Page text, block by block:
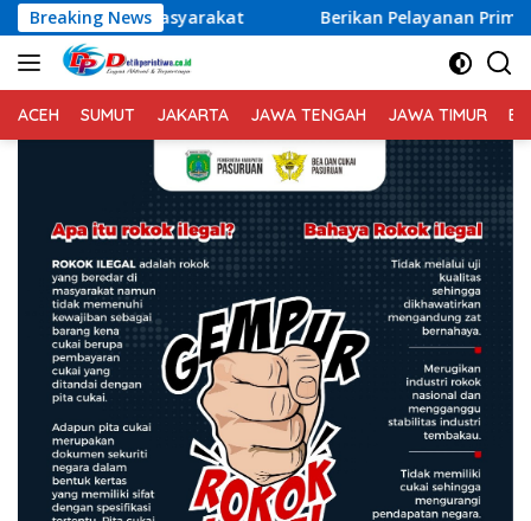
Langsung
ke
konten
Breaking News
Masyarakat Berikan Pelayanan Prima kepada
ACEH SUMUT JAKARTA JAWA TENGAH JAWA TIMUR